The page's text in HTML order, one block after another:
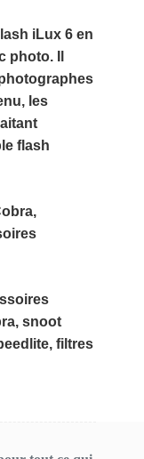
iLux 6 en
photo. Il
les
flash
snoot
filtres